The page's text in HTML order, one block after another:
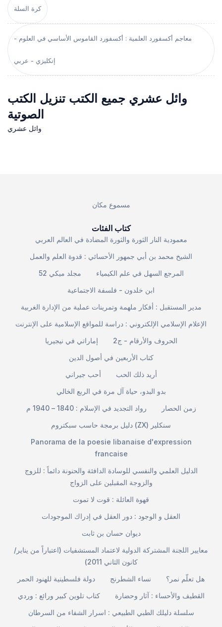
كرة السلة
معاجم أكسفورد العلمية : أكسفورد القاموس الأساسي في العلوم -
إنكليزي - عربي
وائل عشري جميع الكتب تنزيل الكتب
الصوتية
وائل عشري
مسموع مكان
كتاب الفئات
معمودية النار الثورة والثورة المضادة في العالم العربي
الشيخ محمد بن أبي جمهور الأحسائي : قدوة العلم والعمل
مجلد ميكي 52
المرجع السهل في علم الكيمياء
ابن خلدون - فلسفة الاجتماعية
مدير المستقبل : أفكار ملهمة وتمرينات عملية من الإدارة الغربية
الإعلام الإسلامي الإلكتروني : دراسة للمواقع الإسلامية على الإنترنت
إماراتي في نيجيريا
الحروف والأرقام - ج2
كتاب الأربعين في أصول الدين
أحب جيراني
أريد ذلك الحب
بدو البدو، حياة آل مرة في الربع الخالي
رواد التجديد في الإسلام : 1840 – 1940 م
زمن الحصار
دليل برمجة حاسب سبكتروم (ZX) سنكلير
Panorama de la poesie libanaise d'expression
francaise
الدليل العلمي والنفسي للوسادة الدافئة والحنونة دائماً : للزوج
والزوجة المقبلين على الزواج
قهوة العائلة : قوت لا تموت
العقل و الوجود : دور العقل في إدراك الموجودات
ديوان حسان بن ثابت
معايير اللجنة المشتركة الدولية لاعتماد المستشفيات (اعتباراً من يناير/
كانون الثاني 2011)
دولة فلسطينية للهنود الحمر
نساء الشطرنج
هل تعلّم نمر؟
كتاب تلوين كبير ورائع : وردي
القطيف والأحساء : آثار وحضارة
سلسلة دليلك الطبي الطبيعي : اسرار الشفاء من السرطان